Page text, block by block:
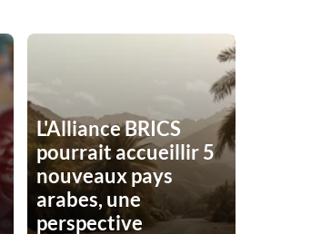
L'Alliance BRICS
pourrait accueillir 5
nouveaux pays
arabes, une
perspective